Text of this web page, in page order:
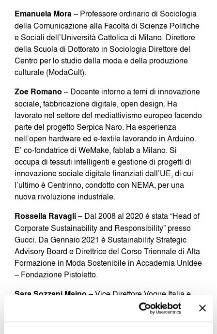
Emanuela Mora– Professore ordinario di Sociologia
della Comunicazione alla Facoltà di Scienze Politiche
e Sociali dell’Università Cattolica di Milano. Direttore
della Scuola di Dottorato in Sociologia Direttore del
Centro per lo studio della moda e della produzione
culturale (ModaCult).
Zoe Romano – Docente intorno a temi di innovazione
sociale, fabbricazione digitale, open design. Ha
lavorato nel settore del mediattivismo europeo facendo
parte del progetto Serpica Naro. Ha esperienza
nell’open hardware ed e-textile lavorando in Arduino.
E’ co-fondatrice di WeMake, fablab a Milano. Si
occupa di tessuti intelligenti e gestione di progetti di
innovazione sociale digitale finanziati dall’UE, di cui
l’ultimo è Centrinno, condotto con NEMA, per una
nuova rivoluzione industriale.
Rossella Ravagli– Dal 2008 al 2020 è stata “Head of
Corporate Sustainability and Responsibility” presso
Gucci. Da Gennaio 2021 è Sustainability Strategic
Advisory Board e Direttrice del Corso Triennale di Alta
Formazione in Moda Sostenibile in Accademia UnIdee
– Fondazione Pistoletto.
Sara Sozzani Maino– Vice Direttore Vogue Italia e